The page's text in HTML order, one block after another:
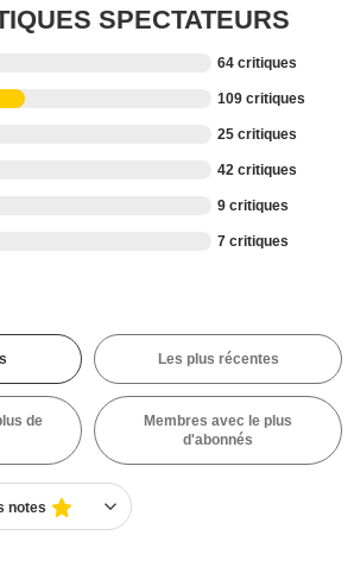
SPECTATEURS
64 critiques
109 critiques
25 critiques
42 critiques
9 critiques
7 critiques
Les plus récentes
de
Membres avec le plus
d'abonnés
notes